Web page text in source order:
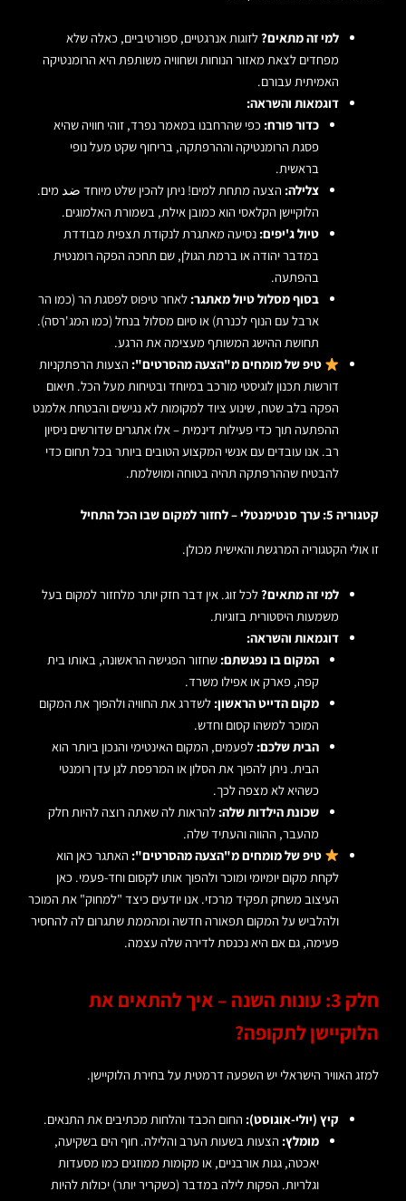
למי זה מתאים?לזוגות אנרגטיים, ספורטיביים, כאלה שלא
מפחדים לצאת מאזור הנוחות ושחוויה משותפת היא הרומנטיקה
האמיתית עבורם.
דוגמאות והשראה:
כדור פורח: כפי שהרחבנו במאמר נפרד, זוהי חוויה שהיא
פסגת הרומנטיקה וההרפתקה, בריחוף שקט מעל נופי
בראשית.
צלילה: הצעה מתחת למים! ניתן להכין שלט מיוחד ضد מים.
הלוקיישן הקלאסי הוא כמובן אילת, בשמורת האלמוגים.
טיול ג'יפים: נסיעה מאתגרת לנקודת תצפית מבודדת
במדבר יהודה או ברמת הגולן, שם תחכה הפקה רומנטית
בהפתעה.
בסוף מסלול טיול מאתגר: לאחר טיפוס לפסגת הר (כמו הר
ארבל עם הנוף לכנרת) או סיום מסלול בנחל (כמו המג'רסה).
תחושת ההישג המשותף מעצימה את הרגע.
טיפ של מומחים מ"הצעה מהסרטים": הצעות הרפתקניות
דורשות תכנון לוגיסטי מורכב במיוחד ובטיחות מעל הכל. תיאום
הפקה בלב שטח, שינוע ציוד למקומות לא נגישים והבטחת אלמנט
ההפתעה תוך כדי פעילות דינמית – אלו אתגרים שדורשים ניסיון
רב. אנו עובדים עם אנשי המקצוע הטובים ביותר בכל תחום כדי
להבטיח שההרפתקה תהיה בטוחה ומושלמת.
קטגוריה 5: ערך סנטימנטלי – לחזור למקום שבו הכל התחיל
זו אולי הקטגוריה המרגשת והאישית מכולן.
למי זה מתאים?לכל זוג. אין דבר חזק יותר מלחזור למקום בעל
משמעות היסטורית בזוגיות.
דוגמאות והשראה:
המקום בו נפגשתם: שחזור הפגישה הראשונה, באותו בית
קפה, פארק או אפילו משרד.
מקום הדייט הראשון: לשדרג את החוויה ולהפוך את המקום
המוכר למשהו קסום וחדש.
הבית שלכם: לפעמים, המקום האינטימי והנכון ביותר הוא
הבית. ניתן להפוך את הסלון או המרפסת לגן עדן רומנטי
כשהיא לא מצפה לכך.
שכונת הילדות שלה: להראות לה שאתה רוצה להיות חלק
מהעבר, ההווה והעתיד שלה.
טיפ של מומחים מ"הצעה מהסרטים": האתגר כאן הוא
לקחת מקום יומיומי ומוכר ולהפוך אותו לקסום וחד-פעמי. כאן
העיצוב משחק תפקיד מרכזי. אנו יודעים כיצד "למחוק" את המוכר
ולהלביש על המקום תפאורה חדשה ומהממת שתגרום לה להחסיר
פעימה, גם אם היא נכנסת לדירה שלה עצמה.
חלק 3: עונות השנה – איך להתאים את
הלוקיישן לתקופה?
למזג האוויר הישראלי יש השפעה דרמטית על בחירת הלוקיישן.
קיץ (יולי-אוגוסט): החום הכבד והלחות מכתיבים את התנאים.
מומלץ: הצעות בשעות הערב והלילה. חוף הים בשקיעה,
יאכטה, גגות אורבניים, או מקומות ממוזגים כמו מסעדות
וגלריות. הפקות לילה במדבר (כשקריר יותר) יכולות להיות